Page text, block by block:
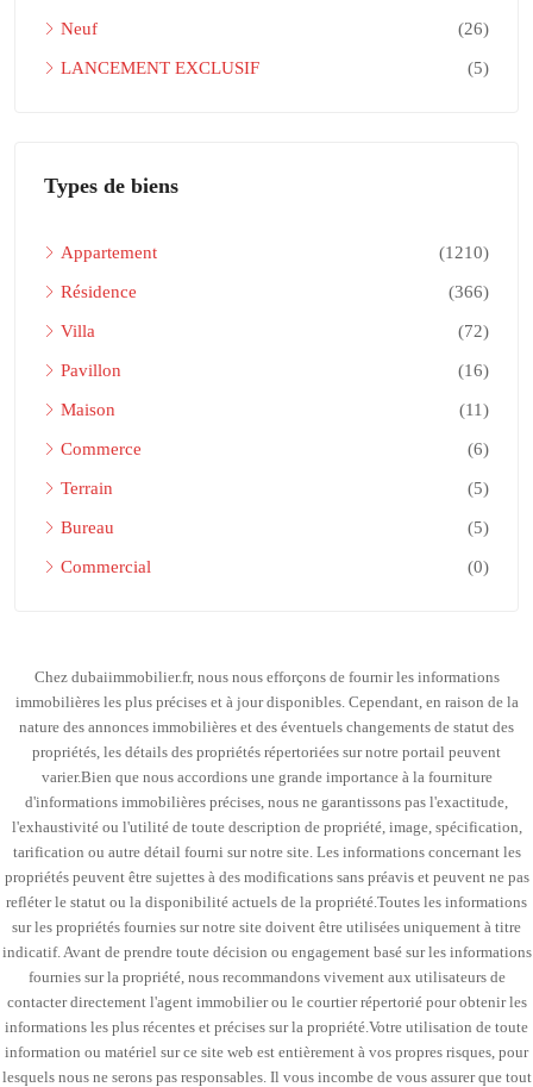
Neuf (26)
LANCEMENT EXCLUSIF (5)
Types de biens
Appartement (1210)
Résidence (366)
Villa (72)
Pavillon (16)
Maison (11)
Commerce (6)
Terrain (5)
Bureau (5)
Commercial (0)
Chez dubaiimmobilier.fr, nous nous efforçons de fournir les informations
immobilières les plus précises et à jour disponibles. Cependant, en raison de la
nature des annonces immobilières et des éventuels changements de statut des
propriétés, les détails des propriétés répertoriées sur notre portail peuvent
varier.Bien que nous accordions une grande importance à la fourniture
d'informations immobilières précises, nous ne garantissons pas l'exactitude,
l'exhaustivité ou l'utilité de toute description de propriété, image, spécification,
tarification ou autre détail fourni sur notre site. Les informations concernant les
propriétés peuvent être sujettes à des modifications sans préavis et peuvent ne pas
refléter le statut ou la disponibilité actuels de la propriété.Toutes les informations
sur les propriétés fournies sur notre site doivent être utilisées uniquement à titre
indicatif. Avant de prendre toute décision ou engagement basé sur les informations
fournies sur la propriété, nous recommandons vivement aux utilisateurs de
contacter directement l'agent immobilier ou le courtier répertorié pour obtenir les
informations les plus récentes et précises sur la propriété.Votre utilisation de toute
information ou matériel sur ce site web est entièrement à vos propres risques, pour
lesquels nous ne serons pas responsables. Il vous incombe de vous assurer que tout